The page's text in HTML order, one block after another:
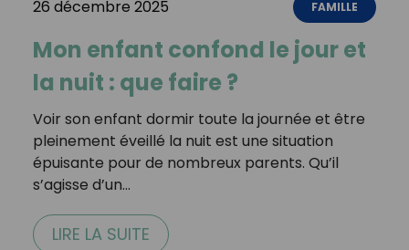
26 décembre 2025 FAMILLE
Mon enfant confond le jour et
la nuit : que faire ?
Voir son enfant dormir toute la journée et être
pleinement éveillé la nuit est une situation
épuisante pour de nombreux parents. Qu’il
s’agisse d’un…
LIRE LA SUITE